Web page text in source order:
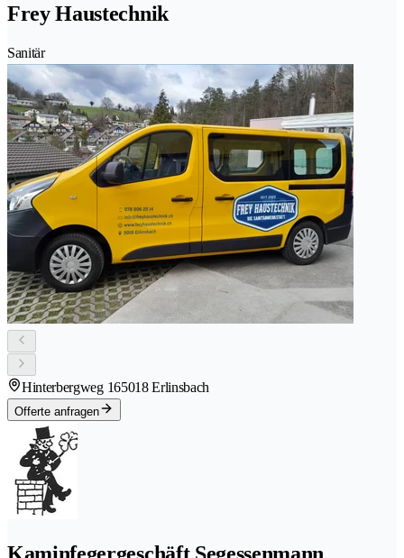
Frey Haustechnik
Sanitär
Hinterbergweg 165018 Erlinsbach
Offerte anfragen